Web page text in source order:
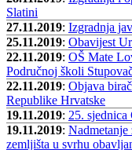
Slatini
27.11.2019: Izgradnja
25.11.2019: Obavijest
22.11.2019: OŠ Mate
Područnoj školi
22.11.2019: Objava
Republike Hrvatske
19.11.2019: 25.
19.11.2019: Nadmetanje
zemljišta u svrhu